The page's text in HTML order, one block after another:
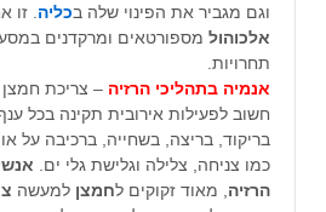
וגם מגביר את הפינוי שלה בכליה .
אלכוהול מספורטאים ומרקדנים
תחרויות.
אנמיה בתהליכי הרזיה – צריכת
חשוב לפעילות אירובית תקינה בכל
בריקוד, בריצה, בשחייה, ברכיבה על
כמו צניחה, צלילה וגלישת גלי ים.
הרזיה , מאוד זקוקים לחמצן למעשה